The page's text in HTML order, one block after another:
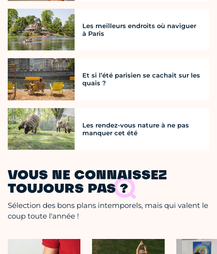
Les meilleurs endroits où naviguer
à Paris
Et si l’été parisien se cachait sur les
quais ?
Les rendez-vous nature à ne pas
manquer cet été
VOUS NE CONNAISSEZ
TOUJOURS PAS ?
Sélection des bons plans intemporels, mais qui valent le
coup toute l'année !